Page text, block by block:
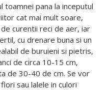
toamnei pana la inceputul
cat mai mult soare,
curentii reci de aer, iar
cu drenare buna si un
de buruieni si pietris,
de circa 10-15 cm,
de 30-40 de cm. Se vor
sau lalele in culori